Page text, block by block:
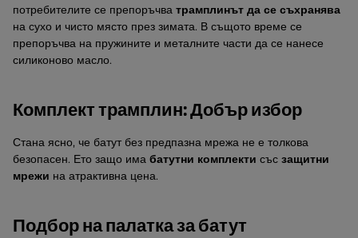
потребителите се препоръчва трамплинът да се съхранява
на сухо и чисто място през зимата. В същото време се
препоръчва на пружините и металните части да се нанесе
силиконово масло.
Комплект трамплин: Добър избор
Стана ясно, че батут без предпазна мрежа не е толкова
безопасен. Ето защо има батутни комплекти със защитни
мрежи на атрактивна цена.
Подбор на палатка за батут